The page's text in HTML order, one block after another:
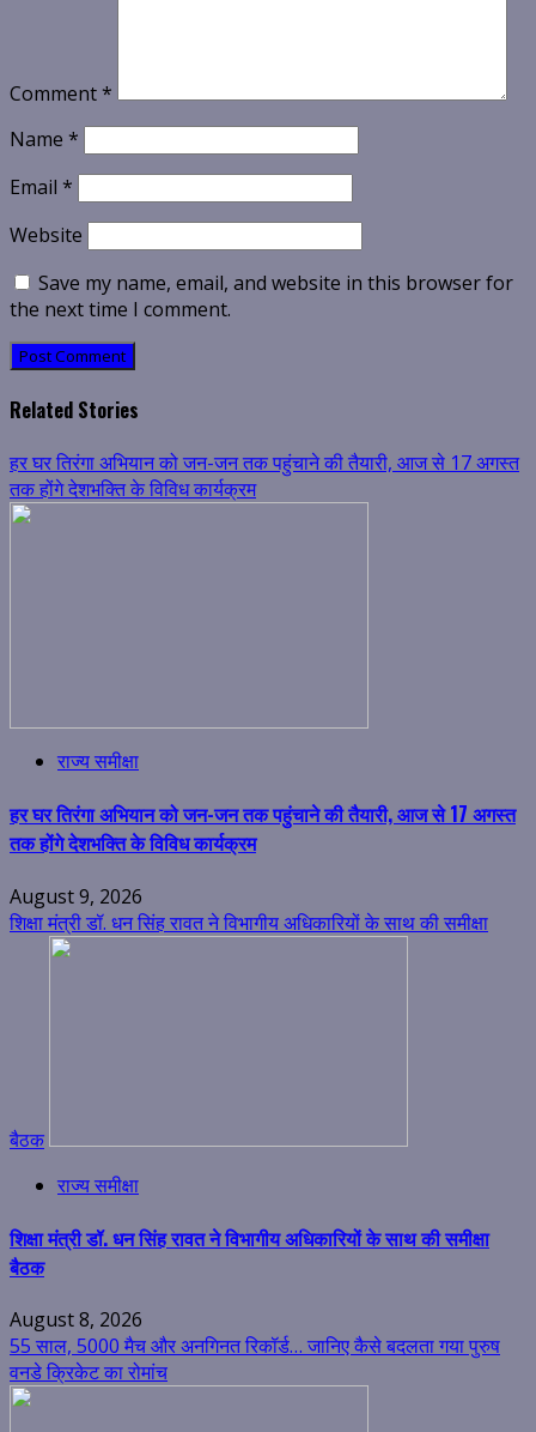
Comment*
Name *
Email *
Website
Save my name, email, and website in this browser for
the next time I comment.
Related Stories
हर घर तिरंगा अभियान को जन-जन तक पहुंचाने की तैयारी, आज से 17 अगस्त
तक होंगे देशभक्ति के विविध कार्यक्रम
राज्य समीक्षा
हर घर तिरंगा अभियान को जन-जन तक पहुंचाने की तैयारी, आज से 17 अगस्त
तक होंगे देशभक्ति के विविध कार्यक्रम
August 9, 2026
शिक्षा मंत्री डॉ. धन सिंह रावत ने विभागीय अधिकारियों के साथ की समीक्षा
बैठक
राज्य समीक्षा
शिक्षा मंत्री डॉ. धन सिंह रावत ने विभागीय अधिकारियों के साथ की समीक्षा
बैठक
August 8, 2026
55 साल, 5000 मैच और अनगिनत रिकॉर्ड… जानिए कैसे बदलता गया पुरुष
वनडे क्रिकेट का रोमांच